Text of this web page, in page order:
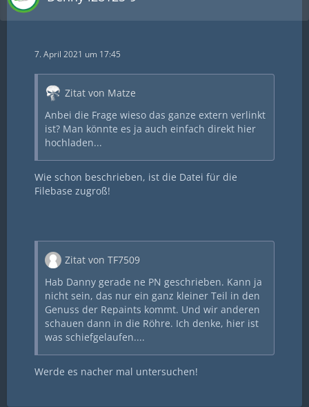
7. April 2021 um 17:45
Zitat von Matze
Anbei die Frage wieso das ganze extern verlinkt
ist? Man könnte es ja auch einfach direkt hier
hochladen...
Wie schon beschrieben, ist die Datei für die
Filebase zugroß!
Zitat von TF7509
Hab Danny gerade ne PN geschrieben. Kann ja
nicht sein, das nur ein ganz kleiner Teil in den
Genuss der Repaints kommt. Und wir anderen
schauen dann in die Röhre. Ich denke, hier ist
was schiefgelaufen....
Werde es nacher mal untersuchen!